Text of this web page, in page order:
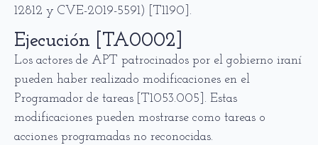
12812 y CVE-2019-5591) [T1190].
Ejecución [TA0002]
Los actores de APT patrocinados por el gobierno iraní
pueden haber realizado modificaciones en el
Programador de tareas [T1053.005]. Estas
modificaciones pueden mostrarse como tareas o
acciones programadas no reconocidas.